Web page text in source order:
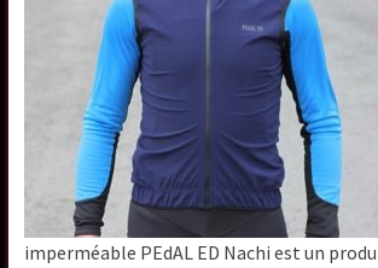
imperméable PEdAL ED Nachi est un